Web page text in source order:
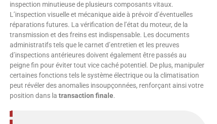
inspection minutieuse de plusieurs composants vitaux.
L’inspection visuelle et mécanique aide à prévoir d’éventuelles
réparations futures. La vérification de l’état du moteur, de la
transmission et des freins est indispensable. Les documents
administratifs tels que le carnet d’entretien et les preuves
d’inspections antérieures doivent également être passés au
peigne fin pour éviter tout vice caché potentiel. De plus, manipuler
certaines fonctions tels le système électrique ou la climatisation
peut révéler des anomalies insoupçonnées, renforçant ainsi votre
position dans la transaction finale.